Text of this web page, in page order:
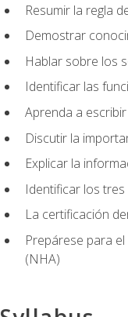
Resumir la regla
Demostrar
Hablar sobre los
Identificar las
Aprenda a
Discutir la
Explicar la
Identificar los
La certificación
Prepárese para
(NHA)